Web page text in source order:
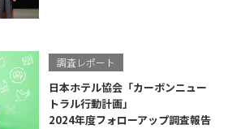
調査レポート
日本ホテル協会「カーボンニュー
トラル行動計画」
2024年度フォローアップ調査報告